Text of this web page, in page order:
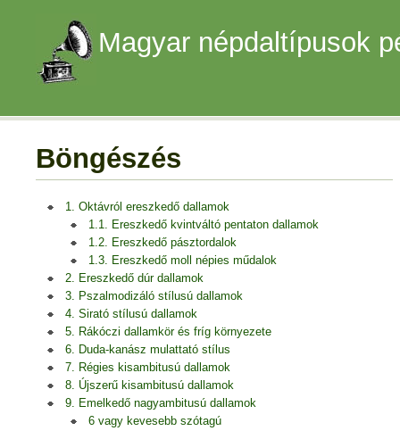
Magyar népdaltípusok
Böngészés
1. Oktávról ereszkedő dallamok
1.1. Ereszkedő kvintváltó pentaton dallamok
1.2. Ereszkedő pásztordalok
1.3. Ereszkedő moll népies műdalok
2. Ereszkedő dúr dallamok
3. Pszalmodizáló stílusú dallamok
4. Sirató stílusú dallamok
5. Rákóczi dallamkör és fríg környezete
6. Duda-kanász mulattató stílus
7. Régies kisambitusú dallamok
8. Újszerű kisambitusú dallamok
9. Emelkedő nagyambitusú dallamok
6 vagy kevesebb szótagú